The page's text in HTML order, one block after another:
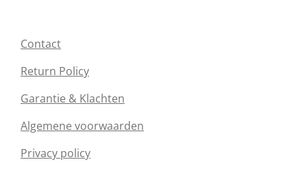
Contact
Return Policy
Garantie & Klachten
Algemene voorwaarden
Privacy policy